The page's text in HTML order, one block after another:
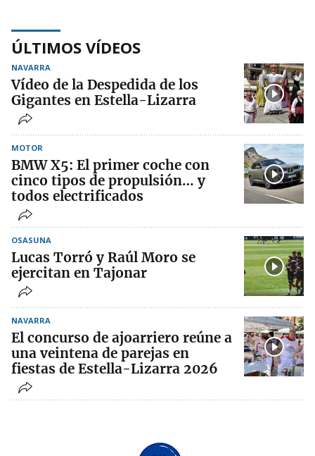
ÚLTIMOS VÍDEOS
NAVARRA
Vídeo de la Despedida de los
Gigantes en Estella-Lizarra
MOTOR
BMW X5: El primer coche con
cinco tipos de propulsión… y
todos electrificados
OSASUNA
Lucas Torró y Raúl Moro se
ejercitan en Tajonar
NAVARRA
El concurso de ajoarriero reúne a
una veintena de parejas en
fiestas de Estella-Lizarra 2026